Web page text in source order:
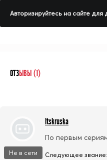
Авторизируйтесь на сайте
ОТЗЫВЫ (1)
Не в сети
ltskruska
По первым
Следующее звание: